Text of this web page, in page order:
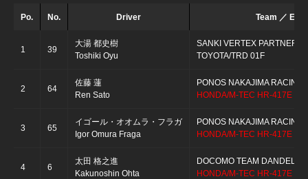
Po. No. Driver Team ／
1 39
大湯 都史樹
Toshiki Oyu
SANKI VERTEX PARTNERS
TOYOTA/TRD 01F
2 64
佐藤 蓮
Ren Sato
PONOS NAKAJIMA RACING
HONDA/M-TEC HR-417E
3 65
イゴール・オオムラ・フラガ
Igor Omura Fraga
PONOS NAKAJIMA RACING
HONDA/M-TEC HR-417E
4 6
太田 格之進
Kakunoshin Ohta
DOCOMO TEAM
HONDA/M-TEC HR-417E